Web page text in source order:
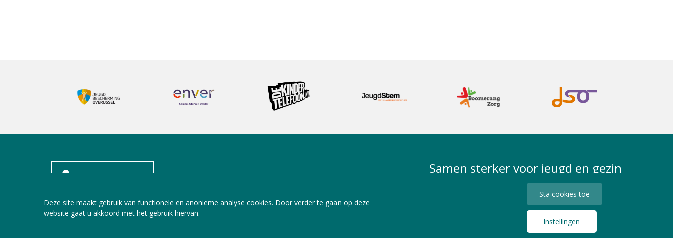
Samen sterker voor jeugd en gezin
Privacy Statement Algemene Voorwaarden
Deze site maakt gebruik van functionele en anonieme analyse cookies. Door verder te gaan op deze
website gaat u akkoord met het gebruik hiervan.
Sta cookies toe
Instellingen